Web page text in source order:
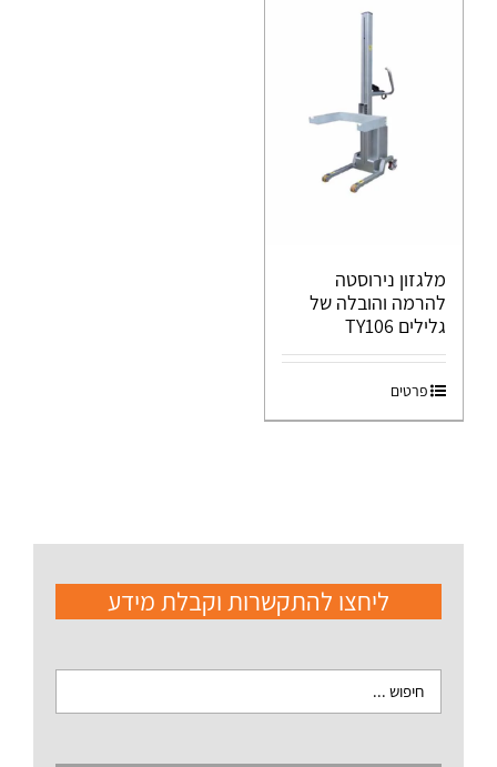
מלגזון נירוסטה
להרמה והובלה של
גלילים TY106
פרטים
ליחצו להתקשרות וקבלת מידע